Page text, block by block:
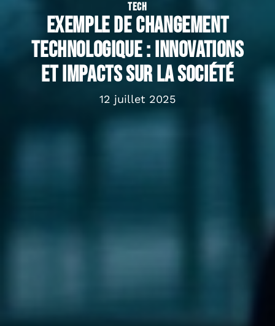
TECH
Exemple de changement
technologique : innovations
et impacts sur la société
12 juillet 2025